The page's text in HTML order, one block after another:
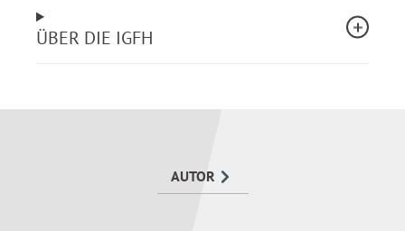
Internationalen Gesellschaft für erzieherische Hilfen
(IGfH).
ÜBER DIE IGFH
AUTOR